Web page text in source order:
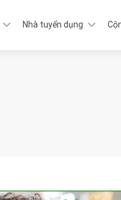
Nhà tuyển dụng